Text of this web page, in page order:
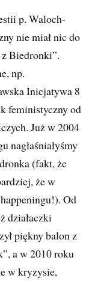
p. Waloch-
nie miał nic do
Biedronki”.
np.
Inicjatywa 8
feministyczny od
Już w 2004
nagłaśniałyśmy
(fakt, że
że w
Od
działaczki
piękny balon z
a w 2010 roku
w kryzysie,